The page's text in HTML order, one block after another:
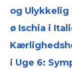
og
ø Ischia i
i Uge 6: